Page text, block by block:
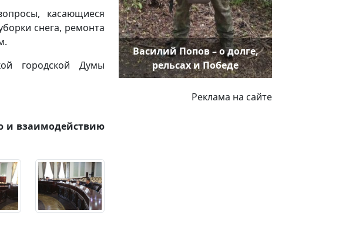
касающиеся
снега, ремонта
городской Думы
и взаимодействию
Василий Попов – о долге,
рельсах и Победе
Реклама на сайте